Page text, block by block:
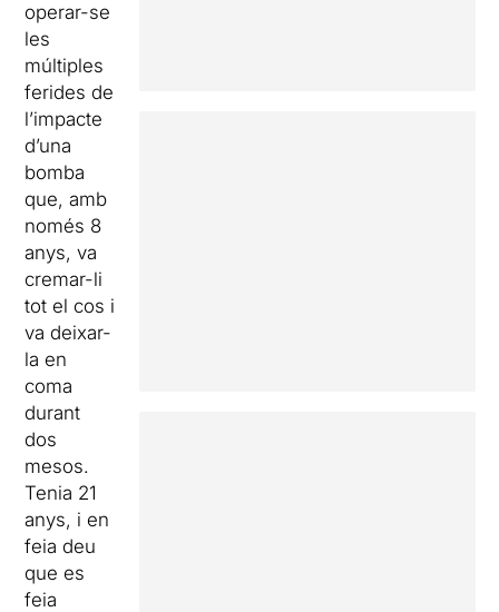
operar-se
les
múltiples
ferides de
l’impacte
d’una
bomba
que, amb
només 8
anys, va
cremar-li
tot el cos i
va deixar-
la en
coma
durant
dos
mesos.
Tenia 21
anys, i en
feia deu
que es
feia